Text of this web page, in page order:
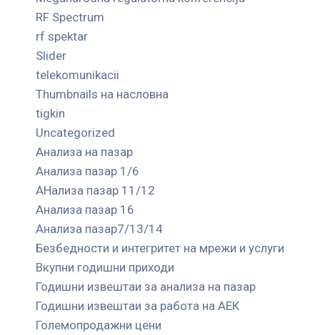
RF Spectrum
rf spektar
Slider
telekomunikacii
Thumbnails на насловна
tigkin
Uncategorized
Анализа на пазар
Анализа пазар 1/6
АНализа пазар 11/12
Анализа пазар 16
Анализа пазар7/13/14
Безбедности и интегритет на мрежи и услуги
Вкупни годишни приходи
Годишни извештаи за анализа на пазар
Годишни извештаи за работа на АЕК
Големопродажни цени